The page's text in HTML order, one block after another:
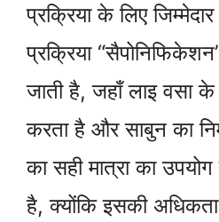
प्रक्रिया के लिए
प्रक्रिया
जाती है, जहाँ लाइ वसा के
करता है और साबुन का
का सही मात्रा का
है, क्योंकि इसकी